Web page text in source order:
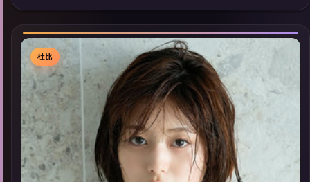
线看」延展检索同类型高分佳作，畅享高清在线追剧体验。
杜比